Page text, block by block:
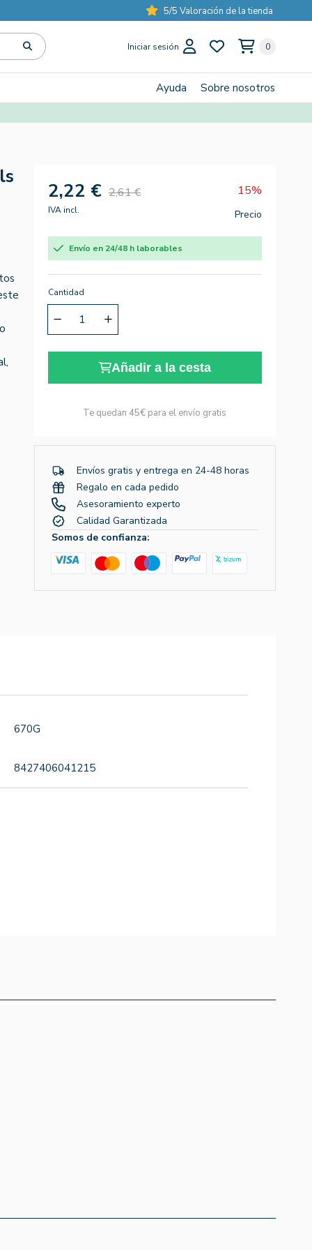
5/5 Valoración de la tienda
Iniciar sesión 0
Ayuda Sobre nosotros
2,22 € 2,61 € 15%
IVA incl. Precio
Envío en 24/48 h laborables
Cantidad
Añadir a la cesta
Te quedan 45€ para el envío gratis
Envíos gratis y entrega en 24-48 horas
Regalo en cada pedido
Asesoramiento experto
Calidad Garantizada
Somos de confianza:
670G
8427406041215